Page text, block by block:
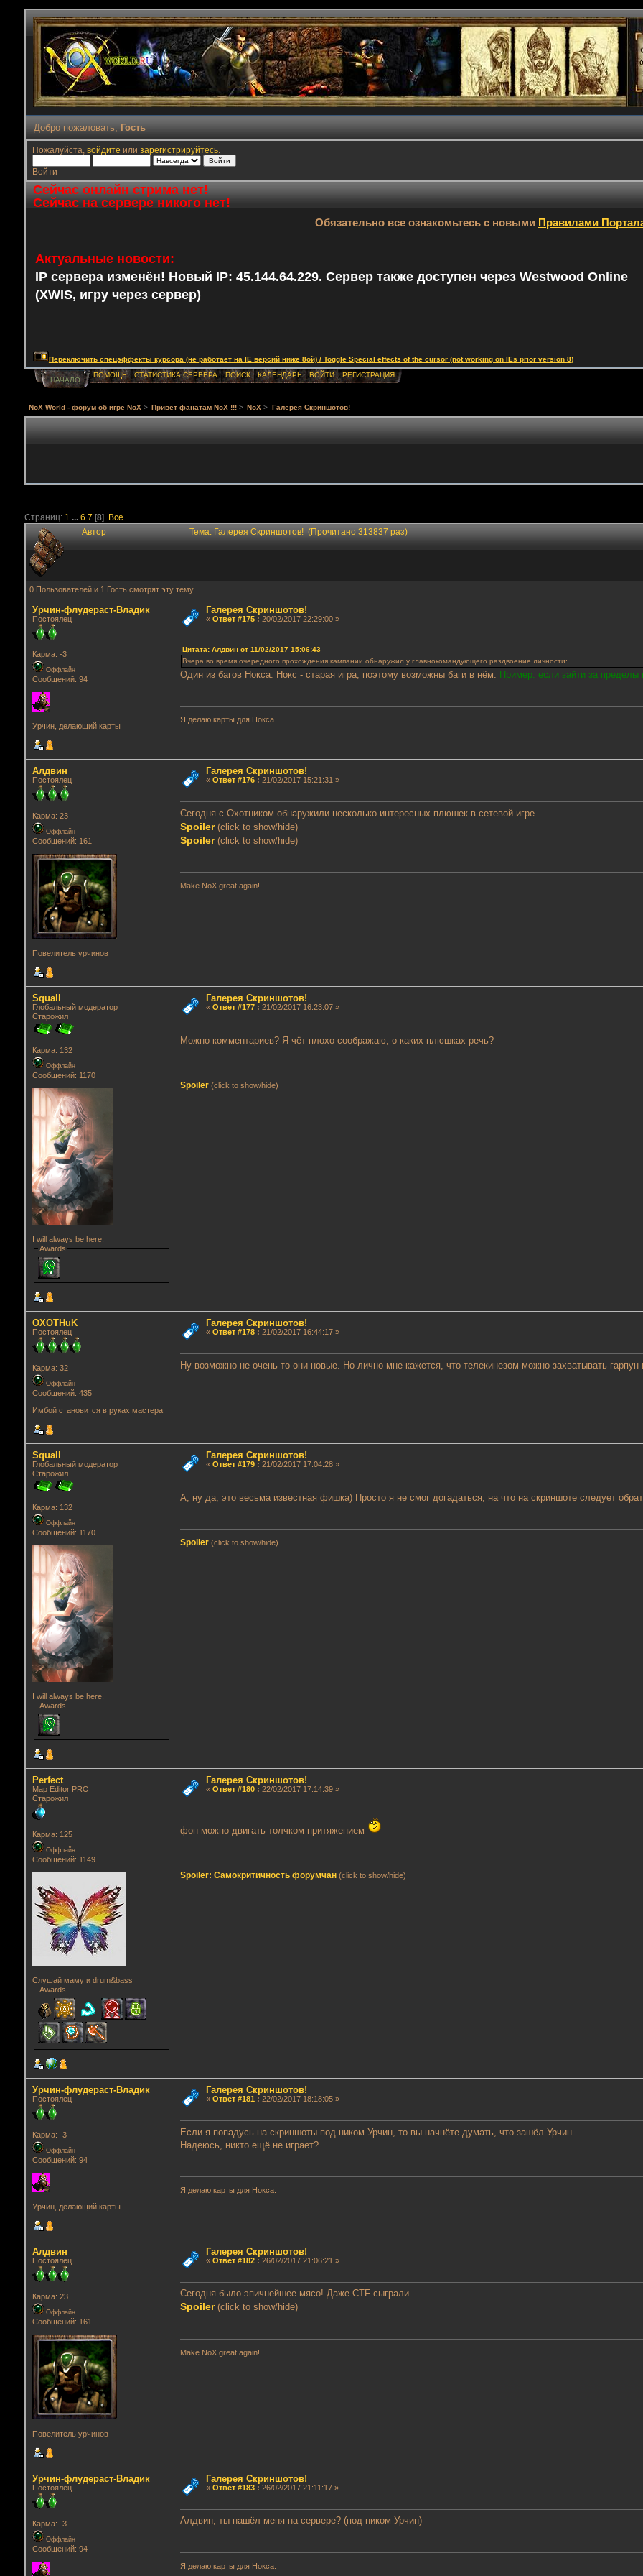
Добро пожаловать, Гость
Пожалуйста, войдите или зарегистрируйтесь.
Войти
Сейчас онлайн стрима нет!
Сейчас на сервере никого нет!
Обязательно все ознакомьтесь с новыми Правилами
Актуальные новости:
IP сервера изменён! Новый IP: 45.144.64.229. Сервер также доступен через Westwood Online
(XWIS, игру через сервер)
Переключить спецэффекты курсора (не работает на IE версий ниже 8ой) / Toggle Special effects of the cursor (not working on IEs prior version 8)
НАЧАЛО
ПОМОЩЬ СТАТИСТИКА СЕРВЕРА ПОИСК КАЛЕНДАРЬ ВОЙТИ РЕГИСТРАЦИЯ
NoX World - форум об игре NoX > Привет фанатам NoX !!! > NoX > Галерея Скриншотов!
Страниц: 1 ... 6 7 [8] Все
Автор Тема: Галерея Скриншотов! (Прочитано 313837 раз)
0 Пользователей и 1 Гость смотрят эту тему.
Урчин-флудераст-Владик
Постоялец
Карма: -3
Оффлайн
Сообщений: 94
Урчин, делающий карты
Галерея Скриншотов!
« Ответ #175: 20/02/2017 22:29:00 »
Цитата: Алдвин от 11/02/2017 15:06:43
Вчера во время очередного прохождения кампании обнаружил у главнокомандующего раздвоение личности:
Один из багов Нокса. Нокс - старая игра, поэтому возможны баги в нём. Пример: если зайти за пределы
Я делаю карты для Нокса.
Алдвин
Постоялец
Карма: 23
Оффлайн
Сообщений: 161
Повелитель урчинов
Галерея Скриншотов!
« Ответ #176: 21/02/2017 15:21:31 »
Сегодня с Охотником обнаружили несколько интересных плюшек в сетевой игре
Spoiler(click to show/hide)
Spoiler(click to show/hide)
Make NoX great again!
Squall
Глобальный модератор
Старожил
Карма: 132
Оффлайн
Сообщений: 1170
I will always be here.
Awards
Галерея Скриншотов!
« Ответ #177: 21/02/2017 16:23:07 »
Можно комментариев? Я чёт плохо соображаю, о каких плюшках речь?
Spoiler (click to show/hide)
OXOTHuK
Постоялец
Карма: 32
Оффлайн
Сообщений: 435
Имбой становится в руках мастера
Галерея Скриншотов!
« Ответ #178: 21/02/2017 16:44:17 »
Ну возможно не очень то они новые. Но лично мне кажется, что телекинезом можно захватывать
Squall
Глобальный модератор
Старожил
Карма: 132
Оффлайн
Сообщений: 1170
I will always be here.
Awards
Галерея Скриншотов!
« Ответ #179: 21/02/2017 17:04:28 »
А, ну да, это весьма известная фишка) Просто я не смог догадаться, на что на скриншоте следует
Spoiler (click to show/hide)
Perfect
Map Editor PRO
Старожил
Карма: 125
Оффлайн
Сообщений: 1149
Слушай маму и drum&bass
Awards
Галерея Скриншотов!
« Ответ #180: 22/02/2017 17:14:39 »
фон можно двигать толчком-притяжением
Spoiler: Самокритичность форумчан (click to show/hide)
Урчин-флудераст-Владик
Постоялец
Карма: -3
Оффлайн
Сообщений: 94
Урчин, делающий карты
Галерея Скриншотов!
« Ответ #181 : 22/02/2017 18:18:05 »
Если я попадусь на скриншоты под ником Урчин, то вы начнёте думать, что зашёл Урчин.
Надеюсь, никто ещё не играет?
Я делаю карты для Нокса.
Алдвин
Постоялец
Карма: 23
Оффлайн
Сообщений: 161
Повелитель урчинов
Галерея Скриншотов!
« Ответ #182: 26/02/2017 21:06:21 »
Сегодня было эпичнейшее мясо! Даже CTF сыграли
Spoiler(click to show/hide)
Make NoX great again!
Урчин-флудераст-Владик
Постоялец
Карма: -3
Оффлайн
Сообщений: 94
Галерея Скриншотов!
« Ответ #183: 26/02/2017 21:11:17 »
Алдвин, ты нашёл меня на сервере? (под ником Урчин)
Я делаю карты для Нокса.